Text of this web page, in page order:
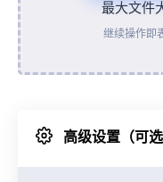
从
来
最大文件
继续操作即
高级设置（可选